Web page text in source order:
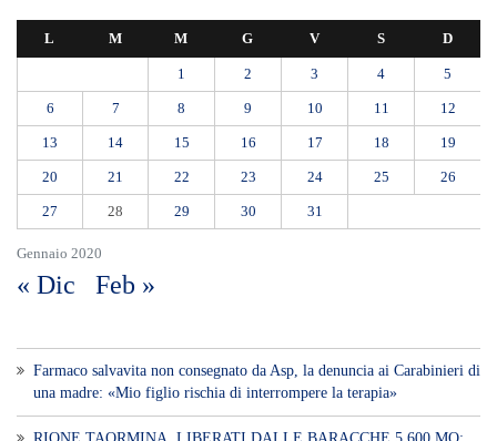
Gennaio 2020
L M M G V S D
1 2 3 4 5
6 7 8 9 10 11 12
13 14 15 16 17 18 19
20 21 22 23 24 25 26
27 28 29 30 31
« Dic Feb »
Farmaco salvavita non consegnato da Asp, la denuncia ai Carabinieri di
una madre: «Mio figlio rischia di interrompere la terapia»